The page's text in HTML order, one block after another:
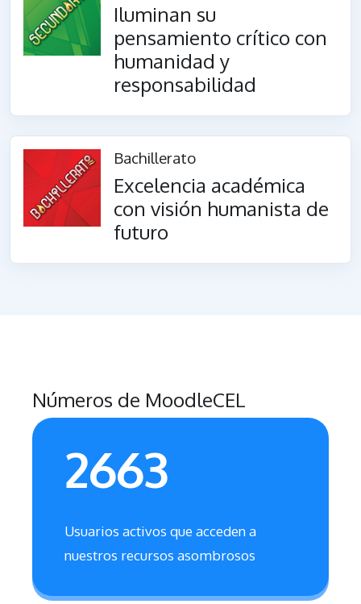
Iluminan su
pensamiento crítico con
humanidad y
responsabilidad
Bachillerato
Excelencia académica
con visión humanista de
futuro
Números de MoodleCEL
2663
Usuarios activos que acceden a
nuestros recursos asombrosos